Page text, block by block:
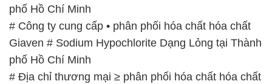
phố Hồ Chí Minh
# Công ty cung cấp • phân phối hóa chất hóa chất
Giaven # Sodium Hypochlorite Dạng Lỏng tại Thành
phố Hồ Chí Minh
# Địa chỉ thương mại ≥ phân phối hóa chất hóa chất